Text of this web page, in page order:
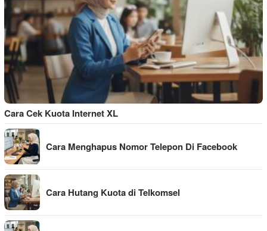
Cara Cek Kuota Internet XL
Cara Menghapus Nomor Telepon Di Facebook
Cara Hutang Kuota di Telkomsel